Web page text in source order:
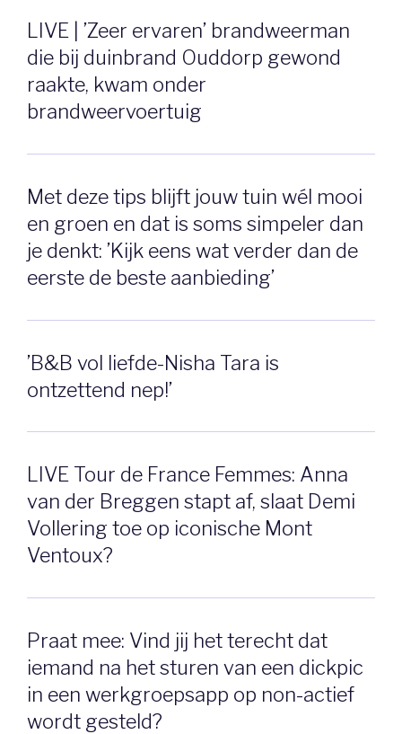
LIVE | ’Zeer ervaren’ brandweerman
die bij duinbrand Ouddorp gewond
raakte, kwam onder
brandweervoertuig
Met deze tips blijft jouw tuin wél mooi
en groen en dat is soms simpeler dan
je denkt: ’Kijk eens wat verder dan de
eerste de beste aanbieding’
’B&B vol liefde-Nisha Tara is
ontzettend nep!’
LIVE Tour de France Femmes: Anna
van der Breggen stapt af, slaat Demi
Vollering toe op iconische Mont
Ventoux?
Praat mee: Vind jij het terecht dat
iemand na het sturen van een dickpic
in een werkgroepsapp op non-actief
wordt gesteld?